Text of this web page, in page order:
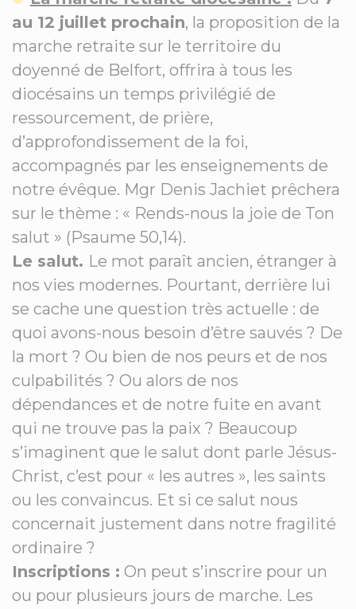
au 12 juillet prochain, la proposition de la
marche retraite sur le territoire du
doyenné de Belfort, offrira à tous les
diocésains un temps privilégié de
ressourcement, de prière,
d’approfondissement de la foi,
accompagnés par les enseignements de
notre évêque. Mgr Denis Jachiet prêchera
sur le thème : « Rends-nous la joie de Ton
salut » (Psaume 50,14).
Le salut. Le mot paraît ancien, étranger à
nos vies modernes. Pourtant, derrière lui
se cache une question très actuelle : de
quoi avons-nous besoin d’être sauvés ? De
la mort ? Ou bien de nos peurs et de nos
culpabilités ? Ou alors de nos
dépendances et de notre fuite en avant
qui ne trouve pas la paix ? Beaucoup
s’imaginent que le salut dont parle Jésus-
Christ, c’est pour « les autres », les saints
ou les convaincus. Et si ce salut nous
concernait justement dans notre fragilité
ordinaire ?
Inscriptions : On peut s’inscrire pour un
ou pour plusieurs jours de marche. Les